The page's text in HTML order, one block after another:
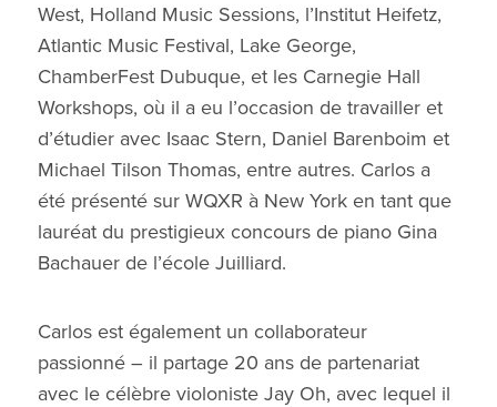
West, Holland Music Sessions, l’Institut Heifetz,
Atlantic Music Festival, Lake George,
ChamberFest Dubuque, et les Carnegie Hall
Workshops, où il a eu l’occasion de travailler et
d’étudier avec Isaac Stern, Daniel Barenboim et
Michael Tilson Thomas, entre autres. Carlos a
été présenté sur WQXR à New York en tant que
lauréat du prestigieux concours de piano Gina
Bachauer de l’école Juilliard.
Carlos est également un collaborateur
passionné – il partage 20 ans de partenariat
avec le célèbre violoniste Jay Oh, avec lequel il